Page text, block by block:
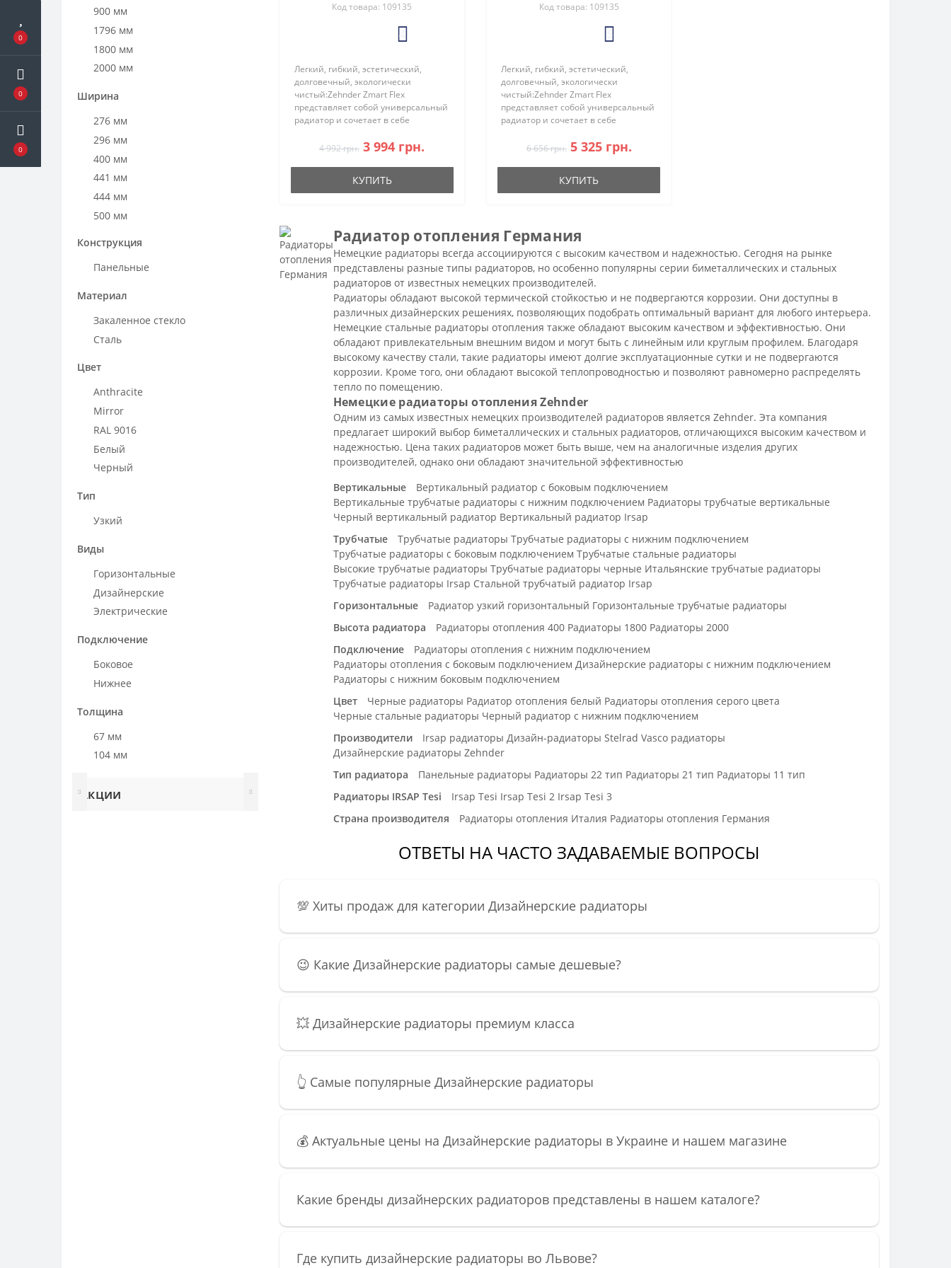
0
0
0
900 мм
1796 мм
1800 мм
2000 мм
Ширина
276 мм
296 мм
400 мм
441 мм
444 мм
500 мм
600 мм
700 мм
900 мм
1000 мм
1200 мм
1262 мм
1400 мм
1500 мм
1600 мм
Конструкция
Панельные
Материал
Закаленное стекло
Сталь
Цвет
Anthracite
Mirror
RAL 9016
Белый
Черный
Тип
Узкий
Виды
Горизонтальные
Дизайнерские
Электрические
Подключение
Боковое
Нижнее
Толщина
67 мм
104 мм
Акции
Код товара: 109135
4
Легкий, гибкий, эстетический,
долговечный, экологически
чистый:Zehnder Zmart Flex
представляет собой универсальный
радиатор и сочетает в себе
устойчивость. Радиатор Zmart Flex
на 60% легче по сравнению с
обычными стальны..
4 992 грн. 3 994 грн.
КУПИТЬ
Код товара: 109135
5
Легкий, гибкий, эстетический,
долговечный, экологически
чистый:Zehnder Zmart Flex
представляет собой универсальный
радиатор и сочетает в себе
устойчивость. Радиатор Zmart Flex
на 60% легче по сравнению с
обычными стальны..
6 656 грн. 5 325 грн.
КУПИТЬ
Радиатор отопления Германия
Немецкие радиаторы всегда ассоциируются с высоким качеством и надежностью. Сегодня на рынке
представлены разные типы радиаторов, но особенно популярны серии биметаллических и стальных
радиаторов от известных немецких производителей.
Радиаторы обладают высокой термической стойкостью и не подвергаются коррозии. Они доступны в
различных дизайнерских решениях, позволяющих подобрать оптимальный вариант для любого интерьера.
Немецкие стальные радиаторы отопления также обладают высоким качеством и эффективностью. Они
обладают привлекательным внешним видом и могут быть с линейным или круглым профилем. Благодаря
высокому качеству стали, такие радиаторы имеют долгие эксплуатационные сутки и не подвергаются
коррозии. Кроме того, они обладают высокой теплопроводностью и позволяют равномерно распределять
тепло по помещению.
Немецкие радиаторы отопления Zehnder
Одним из самых известных немецких производителей радиаторов является Zehnder. Эта компания
предлагает широкий выбор биметаллических и стальных радиаторов, отличающихся высоким качеством и
надежностью. Цена таких радиаторов может быть выше, чем на аналогичные изделия других
производителей, однако они обладают значительной эффективностью
Вертикальные
Вертикальный радиатор с боковым подключением
Вертикальные трубчатые радиаторы с нижним подключением Радиаторы трубчатые вертикальные
Черный вертикальный радиатор Вертикальный радиатор Irsap
Трубчатые
Трубчатые радиаторы Трубчатые радиаторы с нижним подключением
Трубчатые радиаторы с боковым подключением Трубчатые стальные радиаторы
Высокие трубчатые радиаторы Трубчатые радиаторы черные Итальянские трубчатые радиаторы
Трубчатые радиаторы Irsap Стальной трубчатый радиатор Irsap
Горизонтальные
Радиатор узкий горизонтальный Горизонтальные трубчатые радиаторы
Высота радиатора
Радиаторы отопления 400 Радиаторы 1800 Радиаторы 2000
Подключение
Радиаторы отопления с нижним подключением
Радиаторы отопления с боковым подключением Дизайнерские радиаторы с нижним подключением
Радиаторы с нижним боковым подключением
Цвет
Черные радиаторы Радиатор отопления белый Радиаторы отопления серого цвета
Черные стальные радиаторы Черный радиатор с нижним подключением
Производители
Irsap радиаторы Дизайн-радиаторы Stelrad Vasco радиаторы
Дизайнерские радиаторы Zehnder
Тип радиатора
Панельные радиаторы Радиаторы 22 тип Радиаторы 21 тип Радиаторы 11 тип
Радиаторы IRSAP Tesi
Irsap Tesi Irsap Tesi 2 Irsap Tesi 3
Страна производителя
Радиаторы отопления Италия Радиаторы отопления Германия
ОТВЕТЫ НА ЧАСТО ЗАДАВАЕМЫЕ ВОПРОСЫ
💯 Хиты продаж для категории Дизайнерские радиаторы
😉 Какие Дизайнерские радиаторы самые дешевые?
💥 Дизайнерские радиаторы премиум класса
👆 Самые популярные Дизайнерские радиаторы
💰 Актуальные цены на Дизайнерские радиаторы в Украине и нашем магазине
Какие бренды дизайнерских радиаторов представлены в нашем каталоге?
Где купить дизайнерские радиаторы во Львове?